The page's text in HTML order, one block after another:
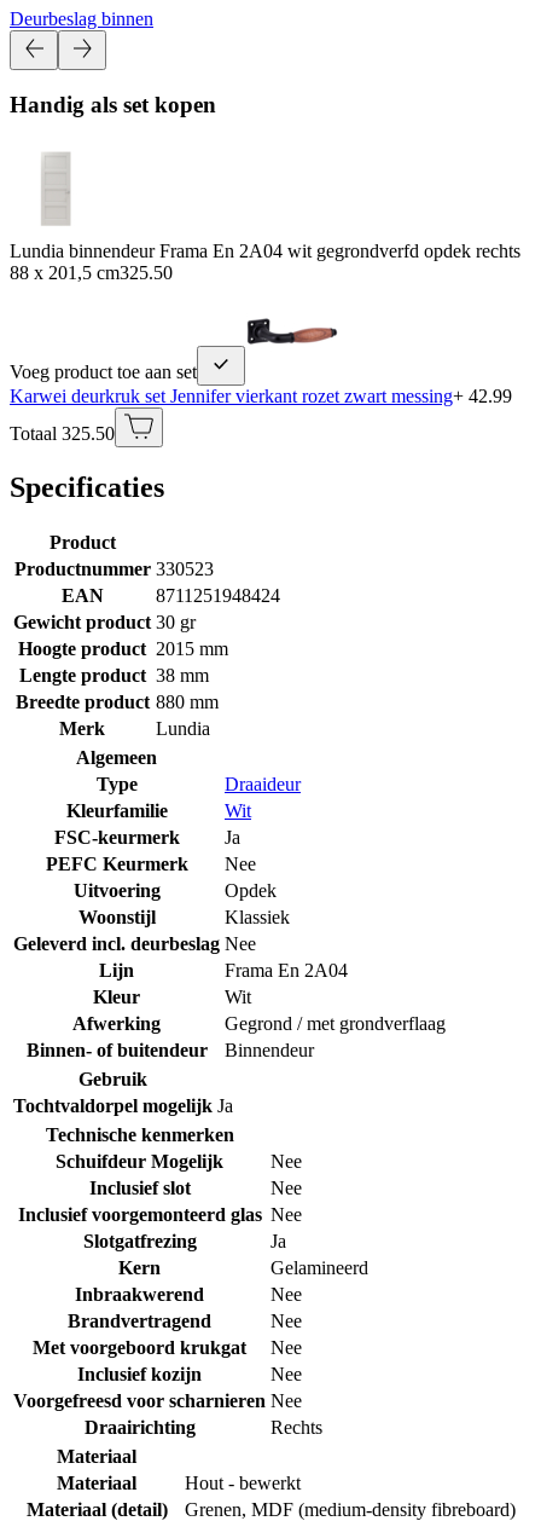
Deurbeslag binnen
Handig als set kopen
Lundia binnendeur Frama En 2A04 wit gegrondverfd opdek rechts
88 x 201,5 cm325.50
Voeg product toe aan set
Karwei deurkruk set Jennifer vierkant rozet zwart messing+ 42.99
Totaal 325.50
Specificaties
Product
Productnummer 330523
EAN
8711251948424
Gewicht product 30 gr
Hoogte product 2015 mm
Lengte product 38 mm
Breedte product 880 mm
Merk
Lundia
Algemeen
Type
Draaideur
Kleurfamilie
Wit
FSC-keurmerk
Ja
PEFC Keurmerk
Nee
Uitvoering
Opdek
Woonstijl
Klassiek
Geleverd incl. deurbeslag Nee
Lijn
Frama En 2A04
Kleur
Wit
Afwerking
Gegrond / met grondverflaag
Binnen- of buitendeur
Binnendeur
Gebruik
Tochtvaldorpel mogelijk Ja
Technische kenmerken
Schuifdeur Mogelijk
Nee
Inclusief slot
Nee
Inclusief voorgemonteerd glas Nee
Slotgatfrezing
Ja
Kern
Gelamineerd
Inbraakwerend
Nee
Brandvertragend
Nee
Met voorgeboord krukgat
Nee
Inclusief kozijn
Nee
Voorgefreesd voor scharnieren Nee
Draairichting
Rechts
Materiaal
Materiaal
Hout - bewerkt
Materiaal (detail)
Grenen, MDF (medium-density fibreboard)